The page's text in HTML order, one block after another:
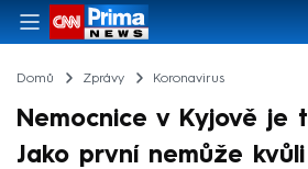
Domů Zprávy Koronavirus
Nemocnice v Kyjově je
Jako první nemůže